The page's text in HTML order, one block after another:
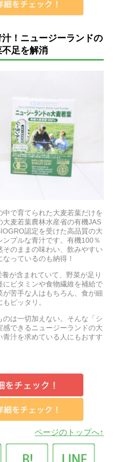
！ニュージーランドの
足を解消
中で育てられた大麦若葉だけを
麦若葉農林水産省の有機JAS
認定を受けた高品質の大
プルな青汁です。有機100％
のままの味わい、飲みやすい
っているのも納得！
が含まれていて、野菜が足り
ビタミンや食物繊維を補給で
苦手な人はもちろん、食が細
ピッタリ。
は一切加えない。そんな「シ
できるニュージーランドの大
汁を求めている人にもおすす
ページのトップへ↑